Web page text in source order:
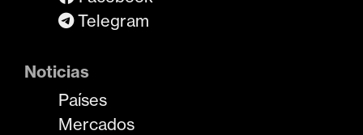
Telegram
Noticias
Países
Mercados